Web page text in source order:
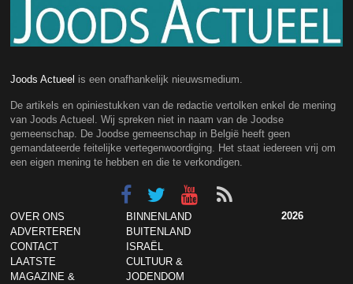
Joods Actueel is een onafhankelijk nieuwsmedium.
De artikels en opiniestukken van de redactie vertolken enkel de mening
van Joods Actueel. Wij spreken niet in naam van de Joodse
gemeenschap. De Joodse gemeenschap in België heeft geen
gemandateerde feitelijke vertegenwoordiging. Het staat iedereen vrij om
een eigen mening te hebben en die te verkondigen.
OVER ONS
ADVERTEREN
CONTACT
LAATSTE
MAGAZINE &
BINNENLAND
BUITENLAND
ISRAËL
CULTUUR &
JODENDOM
2026